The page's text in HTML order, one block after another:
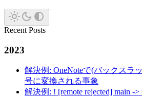
Recent Posts
2023
解決例: OneNoteで(バックスラ
号に変換される事象
解決例: ! [remote rejected] main -